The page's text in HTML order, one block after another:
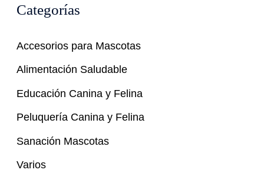
Categorías
Accesorios para Mascotas
Alimentación Saludable
Educación Canina y Felina
Peluquería Canina y Felina
Sanación Mascotas
Varios